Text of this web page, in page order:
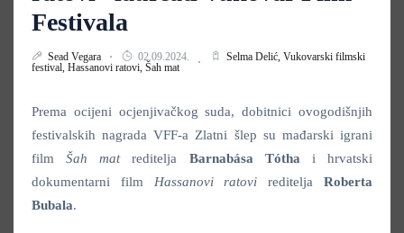
Festivala
Sead Vegara 02.09.2024. Selma Delić, Vukovarski filmski
festival, Hassanovi ratovi, Šah mat
Prema ocijeni ocjenjivačkog suda, dobitnici ovogodišnjih
festivalskih nagrada VFF-a Zlatni šlep su mađarski igrani
filmŠah matreditelja Barnabása Tótha i hrvatski
dokumentarni film Hassanovi ratovi rediteljaRoberta
Bubala.